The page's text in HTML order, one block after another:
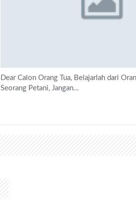
Dear Calon Orang Tua, Belajarlah dari
Seorang Petani, Jangan…